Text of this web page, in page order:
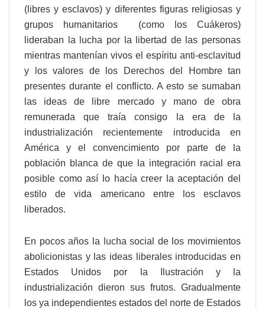
(libres y esclavos) y diferentes figuras religiosas y
grupos humanitarios (como los Cuákeros)
lideraban la lucha por la libertad de las personas
mientras mantenían vivos el espíritu anti-esclavitud
y los valores de los Derechos del Hombre tan
presentes durante el conflicto. A esto se sumaban
las ideas de libre mercado y mano de obra
remunerada que traía consigo la era de la
industrialización recientemente introducida en
América y el convencimiento por parte de la
población blanca de que la integración racial era
posible como así lo hacía creer la aceptación del
estilo de vida americano entre los esclavos
liberados.
En pocos años la lucha social de los movimientos
abolicionistas y las ideas liberales introducidas en
Estados Unidos por la Ilustración y la
industrialización dieron sus frutos. Gradualmente
los ya independientes estados del norte de Estados